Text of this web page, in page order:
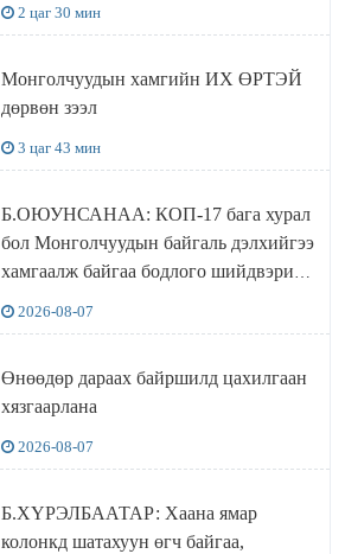
2 цаг 30 мин
Монголчуудын хамгийн ИХ ӨРТЭЙ
дөрвөн зээл
3 цаг 43 мин
Б.ОЮУНСАНАА: КОП-17 бага хурал
бол Монголчуудын байгаль дэлхийгээ
хамгаалж байгаа бодлого шийдвэрийг
2026-08-07
Өнөөдөр дараах байршилд цахилгаан
хязгаарлана
2026-08-07
Б.ХҮРЭЛБААТАР: Хаана ямар
колонкд шатахуун өгч байгаа,